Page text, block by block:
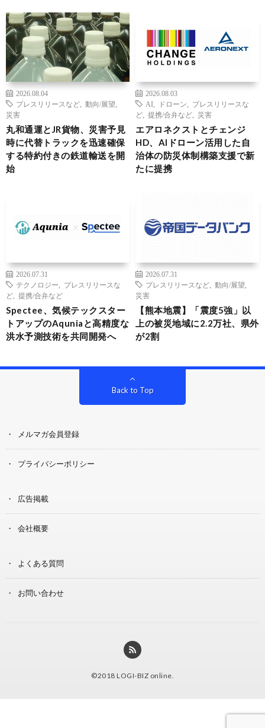
2026.08.04
プレスリリースなど
動向/展望
災害
丸和通運とJR貨物、災害予見
時に代替トラックを迅速確保
する特約付きの鉄道輸送を開
始
2026.08.03
AI
ドローン
プレスリリースな
ど
提携/合弁など 災害
エアロネクストとチェンジ
HD、AIドローン活用した自
治体の防災体制構築支援で新
たに提携
2026.07.31
テクノロジー
プレスリリースな
ど
提携/合弁など
Spectee、気候テックスター
トアップのAquniaと高精度な
洪水予測技術を共同開発へ
2026.07.31
プレスリリースなど
動向/展望
災害
【熊本地震】「震度5強」以
上の被災地域に2.2万社、県外
が2割
Back to Top
メルマガ会員登録
プライバシーポリシー
広告掲載
会社概要
よくある質問
お問い合わせ
©2018 LOGI-BIZ online